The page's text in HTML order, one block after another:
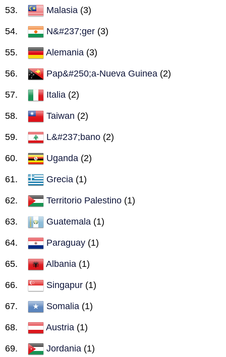
Malasia (3)
N&#237;ger (3)
Alemania (3)
Pap&#250;a-Nueva Guinea (2)
Italia (2)
Taiwan (2)
L&#237;bano (2)
Uganda (2)
Grecia (1)
Territorio Palestino (1)
Guatemala (1)
Paraguay (1)
Albania (1)
Singapur (1)
Somalia (1)
Austria (1)
Jordania (1)